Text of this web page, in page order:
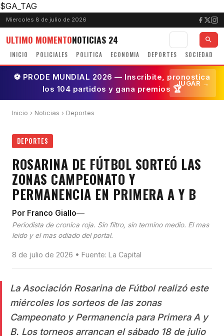
$GA_TAG
Miercoles 8 de julio de 2026
ULTIMO MOMENTONOTICIAS 24
INICIO POLICIALES POLITICA ECONOMIA DEPORTES SOCIEDAD
⚽ PRODE MUNDIAL 2026 — Inscribite, pronostica
los 104 partidos y gana premios 🏆
JUGAR →
Inicio › Noticias › Deportes
DEPORTES
ROSARINA DE FÚTBOL SORTEÓ LAS
ZONAS CAMPEONATO Y
PERMANENCIA EN PRIMERA A Y B
Por Franco Giallo—
Periodista de cronica roja. Sin filtro, sin termino medio. El mas
leido y el mas odiado del portal.
8 de julio de 2026 • Fuente: La Capital
La Asociación Rosarina de Fútbol realizó este
miércoles los sorteos de las zonas
Campeonato y Permanencia para Primera A y
B. Los torneos arrancan el sábado 18 de julio